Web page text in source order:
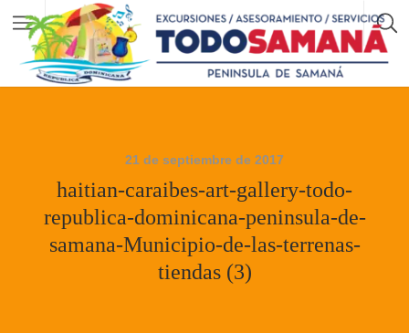
21 de septiembre de 2017
haitian-caraibes-art-gallery-todo-
republica-dominicana-peninsula-de-
samana-Municipio-de-las-terrenas-
tiendas (3)